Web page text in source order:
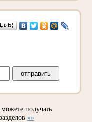
получать
»»